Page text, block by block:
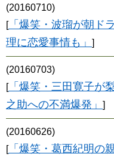
(20160710)
[「爆笑・波瑠が朝ド
理に恋愛事情も」 ]
(20160703)
[「爆笑・三田寛子が
之助への不満爆発」 ]
(20160626)
[「爆笑・葛西紀明の